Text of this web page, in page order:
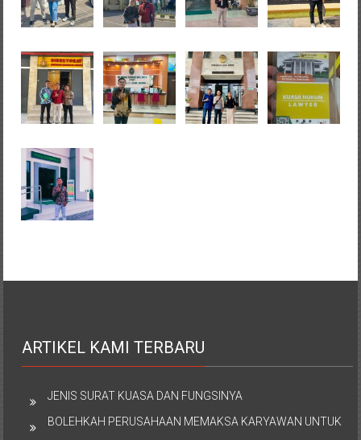
ARTIKEL KAMI TERBARU
JENIS SURAT KUASA DAN FUNGSINYA
BOLEHKAH PERUSAHAAN MEMAKSA KARYAWAN UNTUK